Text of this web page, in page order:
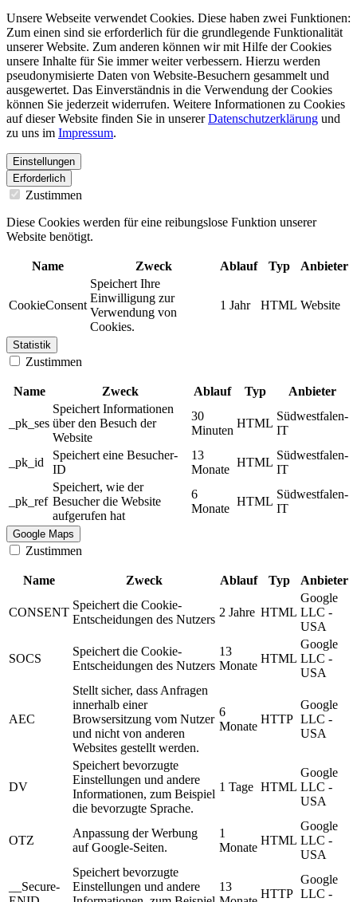
Unsere Webseite verwendet Cookies. Diese haben zwei Funktionen:
Zum einen sind sie erforderlich für die grundlegende Funktionalität
unserer Website. Zum anderen können wir mit Hilfe der Cookies
unsere Inhalte für Sie immer weiter verbessern. Hierzu werden
pseudonymisierte Daten von Website-Besuchern gesammelt und
ausgewertet. Das Einverständnis in die Verwendung der Cookies
können Sie jederzeit widerrufen. Weitere Informationen zu Cookies
auf dieser Website finden Sie in unsererDatenschutzerklärung und
zu uns im Impressum.
Einstellungen
Erforderlich
Zustimmen
Diese Cookies werden für eine reibungslose Funktion unserer
Website benötigt.
Name Zweck Ablauf Typ Anbieter
CookieConsent
Speichert Ihre
Einwilligung zur
Verwendung von
Cookies.
1 Jahr HTML Website
Statistik
Zustimmen
Name Zweck Ablauf Typ Anbieter
_pk_ses
Speichert Informationen
über den Besuch der
Website
30
Minuten
HTML
Südwestfalen-
IT
_pk_id
Speichert eine Besucher-
ID
13
Monate
HTML
Südwestfalen-
IT
_pk_ref
Speichert, wie der
Besucher die Website
aufgerufen hat
6
Monate
HTML
Südwestfalen-
IT
Google Maps
Zustimmen
Name Zweck Ablauf Typ Anbieter
CONSENT
Speichert die Cookie-
Entscheidungen des Nutzers
2 Jahre HTML
Google
LLC -
USA
SOCS
Speichert die Cookie-
Entscheidungen des Nutzers
13
Monate
HTML
Google
LLC -
USA
AEC
Stellt sicher, dass Anfragen
innerhalb einer
Browsersitzung vom Nutzer
und nicht von anderen
Websites gestellt werden.
6
Monate
HTTP
Google
LLC -
USA
DV
Speichert bevorzugte
Einstellungen und andere
Informationen, zum Beispiel
die bevorzugte Sprache.
1 Tage HTML
Google
LLC -
USA
OTZ
Anpassung der Werbung
auf Google-Seiten.
1
Monate
HTML
Google
LLC -
USA
__Secure-
Speichert bevorzugte
Einstellungen und andere
13
HTTP
Google
LLC -